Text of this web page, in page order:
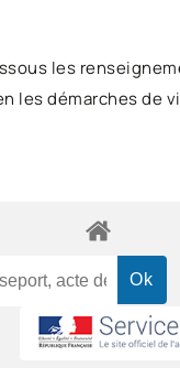
les
les démarches de